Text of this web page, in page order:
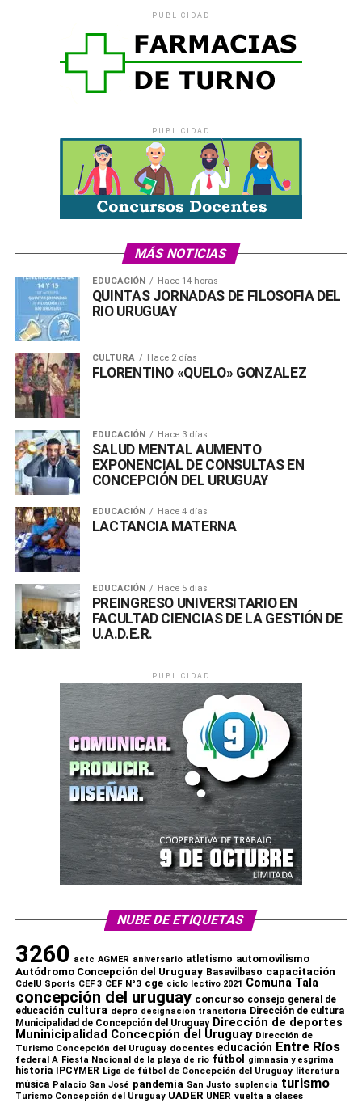
Comparte esto:
Comparte esto:
X Facebook WhatsApp
Facebook WhatsApp
PUBLICIDAD
PUBLICIDAD
MÁS NOTICIAS
EDUCACIÓN Hace 14 horas
QUINTAS JORNADAS DE FILOSOFIA DEL
RIO URUGUAY
CULTURA Hace 2 días
FLORENTINO «QUELO» GONZALEZ
EDUCACIÓN Hace 3 días
SALUD MENTAL AUMENTO
EXPONENCIAL DE CONSULTAS EN
CONCEPCIÓN DEL URUGUAY
EDUCACIÓN Hace 4 días
LACTANCIA MATERNA
EDUCACIÓN Hace 5 días
PREINGRESO UNIVERSITARIO EN
FACULTAD CIENCIAS DE LA GESTIÓN DE
U.A.D.E.R.
PUBLICIDAD
NUBE DE ETIQUETAS
3260 actc AGMER aniversario atletismo automovilismo
Autódromo Concepción del Uruguay Basavilbaso capacitación
CdelU Sports CEF 3 CEF N°3 cge ciclo lectivo 2021 Comuna Tala
concepción del uruguay concurso consejo general de
educación cultura depro designación transitoria Dirección de cultura
Municipalidad de Concepción del Uruguay Dirección de deportes
Muninicipalidad Concecpión del Uruguay Dirección de
Turismo Concepción del Uruguay docentes educación Entre Ríos
federal A Fiesta Nacional de la playa de rio fútbol gimnasia y esgrima
historia IPCYMER Liga de fútbol de Concepción del Uruguay literatura
música Palacio San José pandemia San Justo suplencia turismo
Turismo Concepción del Uruguay UADER UNER vuelta a clases